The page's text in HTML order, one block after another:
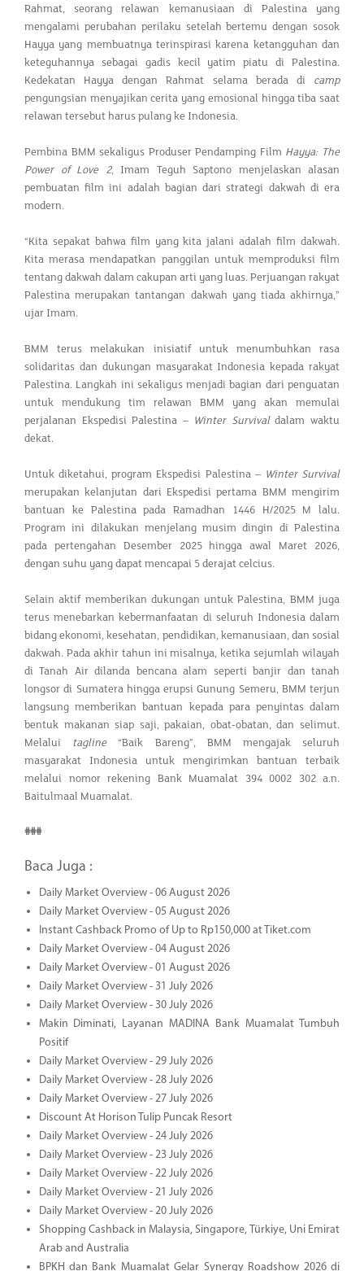
Rahmat, seorang relawan kemanusiaan di Palestina yang
mengalami perubahan perilaku setelah bertemu dengan sosok
Hayya yang membuatnya terinspirasi karena ketangguhan dan
keteguhannya sebagai gadis kecil yatim piatu di Palestina.
Kedekatan Hayya dengan Rahmat selama berada di camp
pengungsian menyajikan cerita yang emosional hingga tiba saat
relawan tersebut harus pulang ke Indonesia.
Pembina BMM sekaligus Produser Pendamping Film Hayya: The
Power of Love 2, Imam Teguh Saptono menjelaskan alasan
pembuatan film ini adalah bagian dari strategi dakwah di era
modern.
“Kita sepakat bahwa film yang kita jalani adalah film dakwah.
Kita merasa mendapatkan panggilan untuk memproduksi film
tentang dakwah dalam cakupan arti yang luas. Perjuangan rakyat
Palestina merupakan tantangan dakwah yang tiada akhirnya,”
ujar Imam.
BMM terus melakukan inisiatif untuk menumbuhkan rasa
solidaritas dan dukungan masyarakat Indonesia kepada rakyat
Palestina. Langkah ini sekaligus menjadi bagian dari penguatan
untuk mendukung tim relawan BMM yang akan memulai
perjalanan Ekspedisi Palestina – Winter Survivaldalam waktu
dekat.
Untuk diketahui, program Ekspedisi Palestina – Winter Survival
merupakan kelanjutan dari Ekspedisi pertama BMM mengirim
bantuan ke Palestina pada Ramadhan 1446 H/2025 M lalu.
Program ini dilakukan menjelang musim dingin di Palestina
pada pertengahan Desember 2025 hingga awal Maret 2026,
dengan suhu yang dapat mencapai 5 derajat celcius.
Selain aktif memberikan dukungan untuk Palestina, BMM juga
terus menebarkan kebermanfaatan di seluruh Indonesia dalam
bidang ekonomi, kesehatan, pendidikan, kemanusiaan, dan sosial
dakwah. Pada akhir tahun ini misalnya, ketika sejumlah wilayah
di Tanah Air dilanda bencana alam seperti banjir dan tanah
longsor di Sumatera hingga erupsi Gunung Semeru, BMM terjun
langsung memberikan bantuan kepada para penyintas dalam
bentuk makanan siap saji, pakaian, obat-obatan, dan selimut.
Melalui tagline“Baik Bareng”, BMM mengajak seluruh
masyarakat Indonesia untuk mengirimkan bantuan terbaik
melalui nomor rekening Bank Muamalat 394 0002 302 a.n.
Baitulmaal Muamalat.
###
Baca Juga :
Daily Market Overview - 06 August 2026
Daily Market Overview - 05 August 2026
Instant Cashback Promo of Up to Rp150,000 at Tiket.com
Daily Market Overview - 04 August 2026
Daily Market Overview - 01 August 2026
Daily Market Overview - 31 July 2026
Daily Market Overview - 30 July 2026
Makin Diminati, Layanan MADINA Bank Muamalat Tumbuh
Positif
Daily Market Overview - 29 July 2026
Daily Market Overview - 28 July 2026
Daily Market Overview - 27 July 2026
Discount At Horison Tulip Puncak Resort
Daily Market Overview - 24 July 2026
Daily Market Overview - 23 July 2026
Daily Market Overview - 22 July 2026
Daily Market Overview - 21 July 2026
Daily Market Overview - 20 July 2026
Shopping Cashback in Malaysia, Singapore, Türkiye, Uni Emirat
Arab and Australia
BPKH dan Bank Muamalat Gelar Synergy Roadshow 2026 di